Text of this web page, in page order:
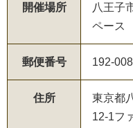
開催場所
八王子
ペース
郵便番号 192-
住所
東京都
12-1フ